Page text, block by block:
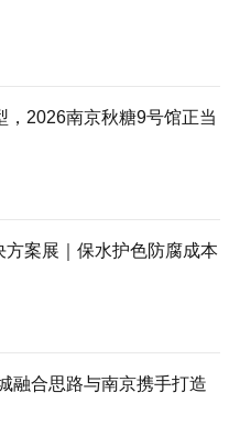
，2026南京秋糖9号馆正当
方案展｜保水护色防腐成本
融合思路与南京携手打造